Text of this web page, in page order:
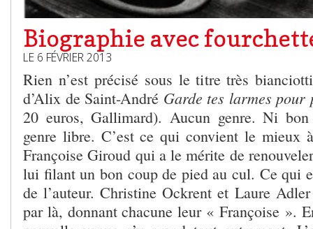
Biographie avec
LE 6 FÉVRIER 2013
Rien n’est précisé sous le titre très
d’Alix de Saint-André Garde tes larmes pour
20 euros, Gallimard). Aucun genre. Ni
genre libre. C’est ce qui convient le mieux
Françoise Giroud qui a le mérite de
lui filant un bon coup de pied au cul. Ce qui
de l’auteur. Christine Ockrent et Laure
par là, donnant chacune leur « Françoise ».